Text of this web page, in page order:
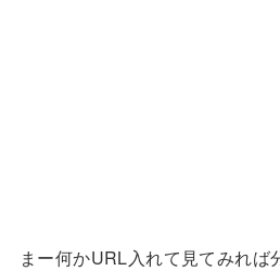
まー何かURL入れて見てみれば